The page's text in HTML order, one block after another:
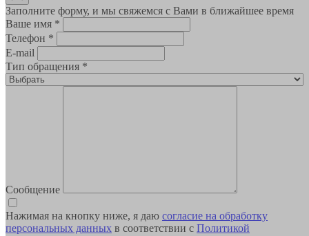
Заполните форму, и мы свяжемся с Вами в ближайшее время
Ваше имя *
Телефон *
E-mail
Тип обращения *
Сообщение
Нажимая на кнопку ниже, я даю согласие на обработку
персональных данных в соответствии с Политикой